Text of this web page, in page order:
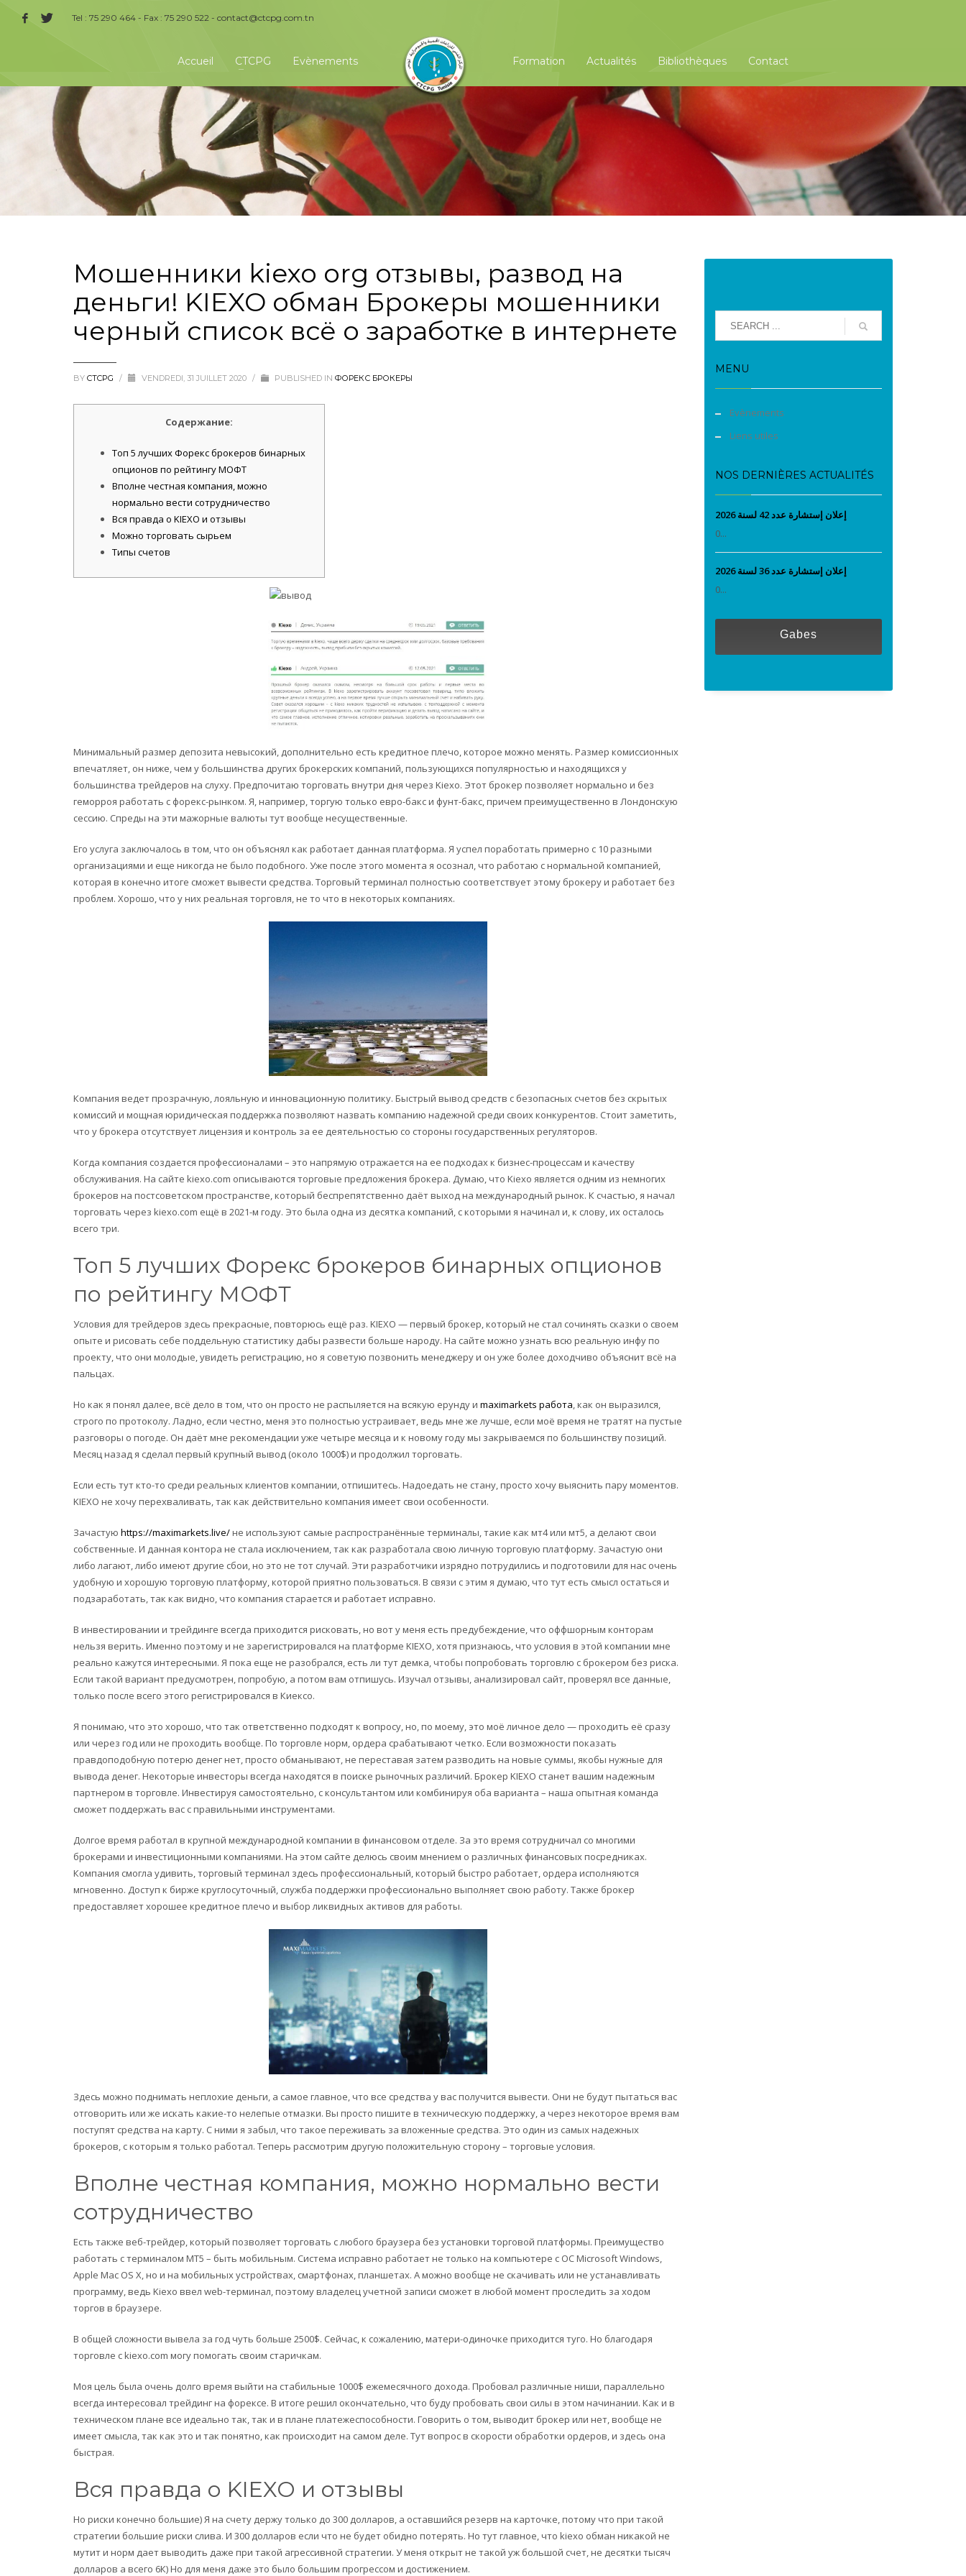
Tel : 75 290 464 - Fax : 75 290 522 - contact@ctcpg.com.tn
Accueil CTCPG Evènements Formation Actualités Bibliothèques Contact
Мошенники kiexo org отзывы, развод на
деньги! KIEXO обман Брокеры мошенники
черный список всё о заработке в интернете
BY CTCPG / VENDREDI, 31 JUILLET 2020 / PUBLISHED IN ФОРЕКС БРОКЕРЫ
Содержание:
Топ 5 лучших Форекс брокеров бинарных
опционов по рейтингу МОФТ
Вполне честная компания, можно
нормально вести сотрудничество
Вся правда о KIEXO и отзывы
Можно торговать сырьем
Типы счетов
Минимальный размер депозита невысокий, дополнительно есть кредитное плечо, которое можно менять. Размер комиссионных
впечатляет, он ниже, чем у большинства других брокерских компаний, пользующихся популярностью и находящихся у
большинства трейдеров на слуху. Предпочитаю торговать внутри дня через Kiexo. Этот брокер позволяет нормально и без
геморроя работать с форекс-рынком. Я, например, торгую только евро-бакс и фунт-бакс, причем преимущественно в Лондонскую
сессию. Спреды на эти мажорные валюты тут вообще несущественные.
Его услуга заключалось в том, что он объяснял как работает данная платформа. Я успел поработать примерно с 10 разными
организациями и еще никогда не было подобного. Уже после этого момента я осознал, что работаю с нормальной компанией,
которая в конечно итоге сможет вывести средства. Торговый терминал полностью соответствует этому брокеру и работает без
проблем. Хорошо, что у них реальная торговля, не то что в некоторых компаниях.
Компания ведет прозрачную, лояльную и инновационную политику. Быстрый вывод средств с безопасных счетов без скрытых
комиссий и мощная юридическая поддержка позволяют назвать компанию надежной среди своих конкурентов. Стоит заметить,
что у брокера отсутствует лицензия и контроль за ее деятельностью со стороны государственных регуляторов.
Когда компания создается профессионалами – это напрямую отражается на ее подходах к бизнес-процессам и качеству
обслуживания. На сайте kiexo.com описываются торговые предложения брокера. Думаю, что Kiexo является одним из немногих
брокеров на постсоветском пространстве, который беспрепятственно даёт выход на международный рынок. К счастью, я начал
торговать через kiexo.com ещё в 2021-м году. Это была одна из десятка компаний, с которыми я начинал и, к слову, их осталось
всего три.
Топ 5 лучших Форекс брокеров бинарных опционов
по рейтингу МОФТ
Условия для трейдеров здесь прекрасные, повторюсь ещё раз. KIEXO — первый брокер, который не стал сочинять сказки о своем
опыте и рисовать себе поддельную статистику дабы развести больше народу. На сайте можно узнать всю реальную инфу по
проекту, что они молодые, увидеть регистрацию, но я советую позвонить менеджеру и он уже более доходчиво объяснит всё на
пальцах.
Но как я понял далее, всё дело в том, что он просто не распыляется на всякую ерунду и maximarkets работа, как он выразился,
строго по протоколу. Ладно, если честно, меня это полностью устраивает, ведь мне же лучше, если моё время не тратят на пустые
разговоры о погоде. Он даёт мне рекомендации уже четыре месяца и к новому году мы закрываемся по большинству позиций.
Месяц назад я сделал первый крупный вывод (около 1000$) и продолжил торговать.
Если есть тут кто-то среди реальных клиентов компании, отпишитесь. Надоедать не стану, просто хочу выяснить пару моментов.
KIEXO не хочу перехваливать, так как действительно компания имеет свои особенности.
Зачастую https://maximarkets.live/не используют самые распространённые терминалы, такие как мт4 или мт5, а делают свои
собственные. И данная контора не стала исключением, так как разработала свою личную торговую платформу. Зачастую они
либо лагают, либо имеют другие сбои, но это не тот случай. Эти разработчики изрядно потрудились и подготовили для нас очень
удобную и хорошую торговую платформу, которой приятно пользоваться. В связи с этим я думаю, что тут есть смысл остаться и
подзаработать, так как видно, что компания старается и работает исправно.
В инвестировании и трейдинге всегда приходится рисковать, но вот у меня есть предубеждение, что оффшорным конторам
нельзя верить. Именно поэтому и не зарегистрировался на платформе KIEXO, хотя признаюсь, что условия в этой компании мне
реально кажутся интересными. Я пока еще не разобрался, есть ли тут демка, чтобы попробовать торговлю с брокером без риска.
Если такой вариант предусмотрен, попробую, а потом вам отпишусь. Изучал отзывы, анализировал сайт, проверял все данные,
только после всего этого регистрировался в Киексо.
Я понимаю, что это хорошо, что так ответственно подходят к вопросу, но, по моему, это моё личное дело — проходить её сразу
или через год или не проходить вообще. По торговле норм, ордера срабатывают четко. Если возможности показать
правдоподобную потерю денег нет, просто обманывают, не переставая затем разводить на новые суммы, якобы нужные для
вывода денег. Некоторые инвесторы всегда находятся в поиске рыночных различий. Брокер KIEXO станет вашим надежным
партнером в торговле. Инвестируя самостоятельно, с консультантом или комбинируя оба варианта – наша опытная команда
сможет поддержать вас с правильными инструментами.
Долгое время работал в крупной международной компании в финансовом отделе. За это время сотрудничал со многими
брокерами и инвестиционными компаниями. На этом сайте делюсь своим мнением о различных финансовых посредниках.
Компания смогла удивить, торговый терминал здесь профессиональный, который быстро работает, ордера исполняются
мгновенно. Доступ к бирже круглосуточный, служба поддержки профессионально выполняет свою работу. Также брокер
предоставляет хорошее кредитное плечо и выбор ликвидных активов для работы.
Здесь можно поднимать неплохие деньги, а самое главное, что все средства у вас получится вывести. Они не будут пытаться вас
отговорить или же искать какие-то нелепые отмазки. Вы просто пишите в техническую поддержку, а через некоторое время вам
поступят средства на карту. С ними я забыл, что такое переживать за вложенные средства. Это один из самых надежных
брокеров, с которым я только работал. Теперь рассмотрим другую положительную сторону – торговые условия.
Вполне честная компания, можно нормально вести
сотрудничество
Есть также веб-трейдер, который позволяет торговать с любого браузера без установки торговой платформы. Преимущество
работать с терминалом MT5 – быть мобильным. Система исправно работает не только на компьютере с ОС Microsoft Windows,
Apple Mac OS X, но и на мобильных устройствах, смартфонах, планшетах. А можно вообще не скачивать или не устанавливать
программу, ведь Kiexo ввел web-терминал, поэтому владелец учетной записи сможет в любой момент проследить за ходом
торгов в браузере.
В общей сложности вывела за год чуть больше 2500$. Сейчас, к сожалению, матери-одиночке приходится туго. Но благодаря
торговле с kiexo.com могу помогать своим старичкам.
Моя цель была очень долго время выйти на стабильные 1000$ ежемесячного дохода. Пробовал различные ниши, параллельно
всегда интересовал трейдинг на форексе. В итоге решил окончательно, что буду пробовать свои силы в этом начинании. Как и в
техническом плане все идеально так, так и в плане платежеспособности. Говорить о том, выводит брокер или нет, вообще не
имеет смысла, так как это и так понятно, как происходит на самом деле. Тут вопрос в скорости обработки ордеров, и здесь она
быстрая.
Вся правда о KIEXO и отзывы
Но риски конечно большие) Я на счету держу только до 300 долларов, а оставшийся резерв на карточке, потому что при такой
стратегии большие риски слива. И 300 долларов если что не будет обидно потерять. Но тут главное, что kiexo обман никакой не
мутит и норм дает выводить даже при такой агрессивной стратегии. У меня открыт не такой уж большой счет, не десятки тысяч
долларов а всего 6К) Но для меня даже это было большим прогрессом и достижением.
MENU
Evènements
Liens utiles
NOS DERNIÈRES ACTUALITÉS
إعلان إستشارة عدد 42 لسنة 2026
0...
إعلان إستشارة عدد 36 لسنة 2026
0...
Gabes